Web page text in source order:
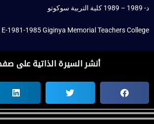
د- 1989 – 1989 كلية التربية سوكوتو
E-1981-1985 Giginya Memorial Teachers College ، سوكوتو
أنشر السيرة الذاتية على